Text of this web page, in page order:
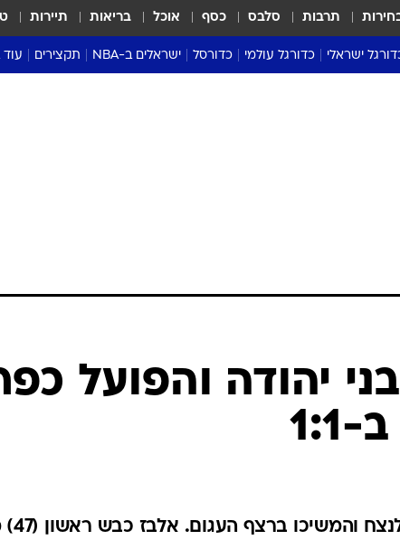
תרבות סלבס כסף אוכל בריאות תיירות
ישראלי כדורגל עולמי כדורסל ישראלים ב-NBA תקצירים
פוקר
יהודה והפועל
שתי